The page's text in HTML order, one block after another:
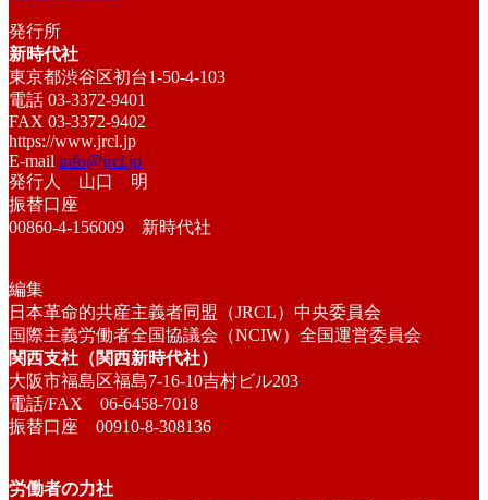
発行所
新時代社
東京都渋谷区初台1-50-4-103
電話 03-3372-9401
FAX 03-3372-9402
https://www.jrcl.jp
E-mail info@jrcl.jp
発行人 山口 明
振替口座
00860-4-156009 新時代社
編集
日本革命的共産主義者同盟（JRCL）中央委員会
国際主義労働者全国協議会（NCIW）全国運営委員会
関西支社（関西新時代社）
大阪市福島区福島7-16-10吉村ビル203
電話/FAX 06-6458-7018
振替口座 00910-8-308136
労働者の力社